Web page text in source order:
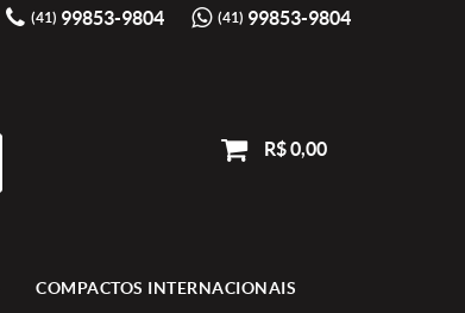
(41) 99853-9804 (41) 99853-9804
R$ 0,00
COMPACTOS INTERNACIONAIS